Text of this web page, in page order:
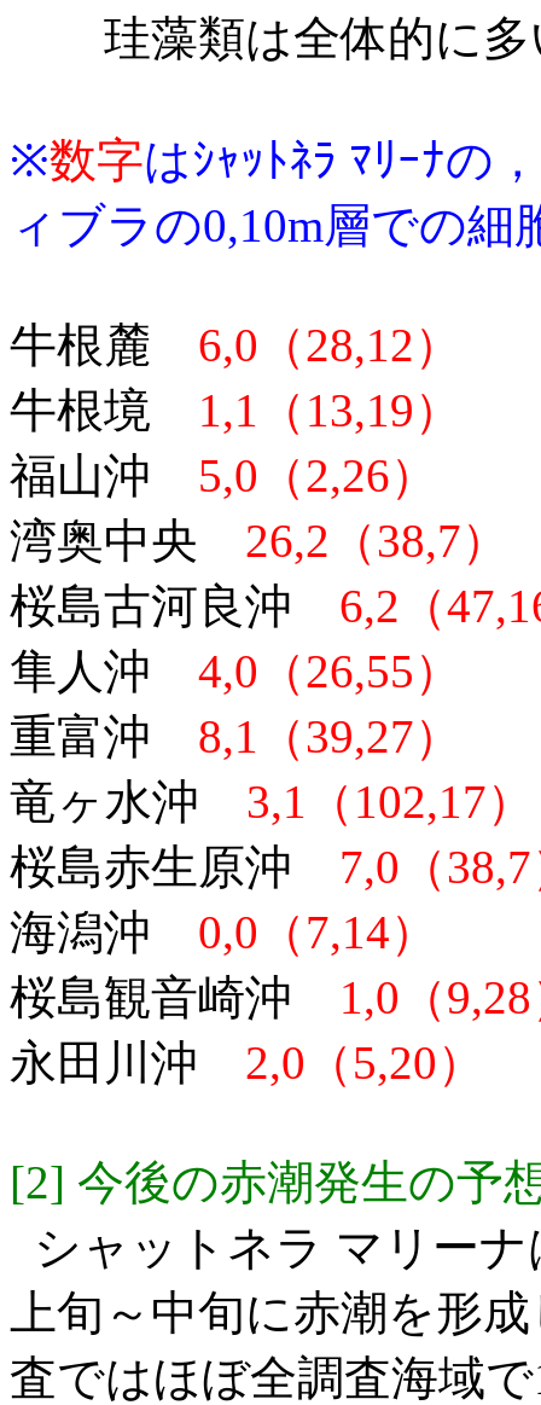
珪藻類は全体的に多
※数字はｼｬｯﾄﾈﾗ ﾏﾘｰﾅの，
ィブラの0,10m層での細
牛根麓 6,0（28,12）
牛根境 1,1（13,19）
福山沖 5,0（2,26）
湾奥中央 26,2（38,7）
桜島古河良沖 6,2（
隼人沖 4,0（26,55）
重富沖 8,1（39,27）
竜ヶ水沖 3,1（102,17）
桜島赤生原沖 7,0（
海潟沖 0,0（7,14）
桜島観音崎沖 1,0（
永田川沖 2,0（5,20）
[2] 今後の赤潮発生の予
シャットネラ マリー
上旬～中旬に赤潮を形
査ではほぼ全調査海域